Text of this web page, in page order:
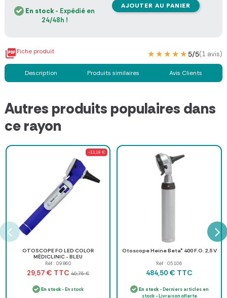
En stock- Expédié en
24/48h !
AJOUTER AU PANIER
Fiche produit ★★★★★
★★★★★5/5(1 avis)
Description Produits similaires Avis Clients
Autres produits populaires dans
ce rayon
-11,18 €
OTOSCOPE FO LED COLOR
MÉDICLINIC - BLEU
Réf : 09860
29,57 € TTC 40,75 €
En stock - En stock
Otoscope Heine Beta® 400 F.O. 2,5 V
Réf : 05106
484,50 € TTC
En stock - Derniers articles en
stock - Livraison offerte